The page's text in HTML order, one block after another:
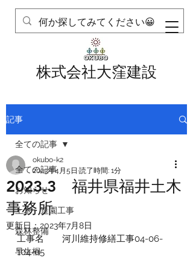
株式会社大窪建設
記事
全ての記事
お知らせ
土木・造園工事
森林整備
早生桐
全ての記事
2023.3 福井県福井土木
事務所
okubo-k2
2023年4月5日 読了時間: 1分
更新日：2023年7月8日
工事名　　河川維持修繕工事04-06-
104-05